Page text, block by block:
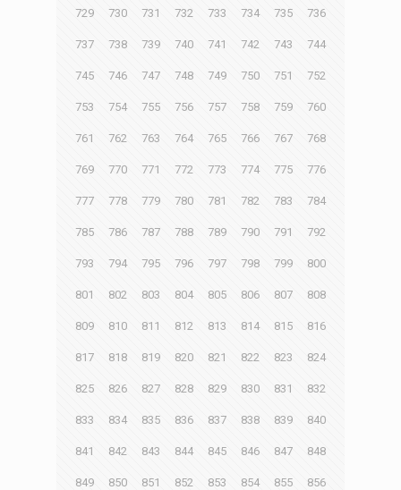
729 730 731 732 733 734 735 736
737 738 739 740 741 742 743 744
745 746 747 748 749 750 751 752
753 754 755 756 757 758 759 760
761 762 763 764 765 766 767 768
769 770 771 772 773 774 775 776
777 778 779 780 781 782 783 784
785 786 787 788 789 790 791 792
793 794 795 796 797 798 799 800
801 802 803 804 805 806 807 808
809 810 811 812 813 814 815 816
817 818 819 820 821 822 823 824
825 826 827 828 829 830 831 832
833 834 835 836 837 838 839 840
841 842 843 844 845 846 847 848
849 850 851 852 853 854 855 856